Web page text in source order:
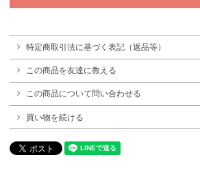
特定商取引法に基づく表記（返品等）
この商品を友達に教える
この商品について問い合わせる
買い物を続ける